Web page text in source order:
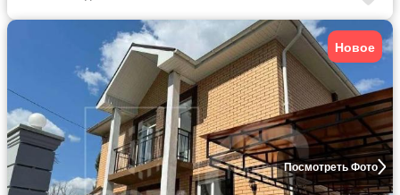
Посмотреть Фото
Новое